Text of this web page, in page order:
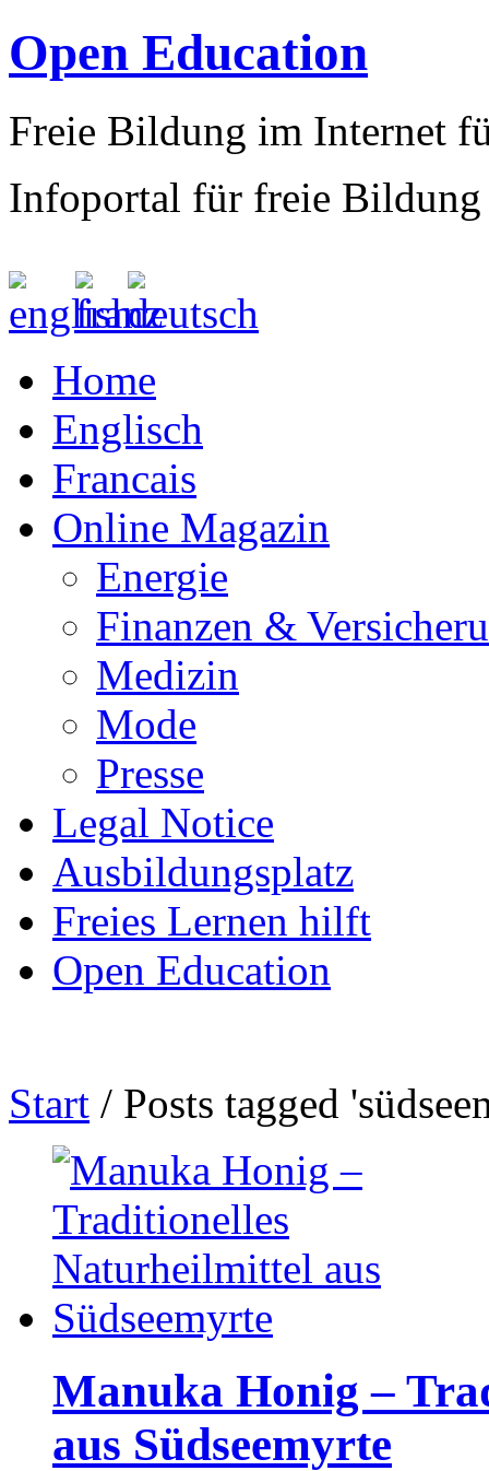
Open Education
Freie Bildung im Internet
Infoportal für freie Bildung
Home
Englisch
Francais
Online Magazin
Energie
Finanzen &
Medizin
Mode
Presse
Legal Notice
Ausbildungsplatz
Freies Lernen hilft
Open Education
Start / Posts tagged
Manuka Honig –
aus Südseemyrte